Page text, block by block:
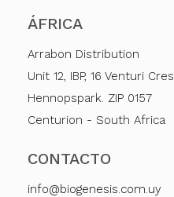
ÁFRICA
Arrabon Distribution
Unit 12, IBP, 16 Venturi Cres,
Hennopspark. ZIP 0157
Centurion - South Africa
CONTACTO
info@biogenesis.com.uy